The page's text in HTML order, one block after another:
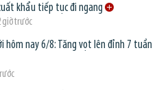
khẩu tiếp tục đi ngang
giờ trước
hôm nay 6/8: Tăng vọt lên đỉnh 7 tuần